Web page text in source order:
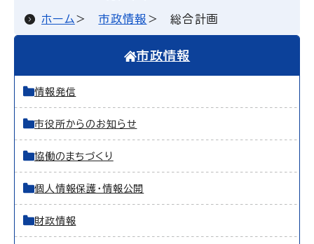
ホーム 市政情報 総合計画
市政情報
情報発信
市役所からのお知らせ
協働のまちづくり
個人情報保護・情報公開
財政情報